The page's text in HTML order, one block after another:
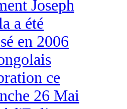
Joseph
a été
en 2006
ce
26 Mai